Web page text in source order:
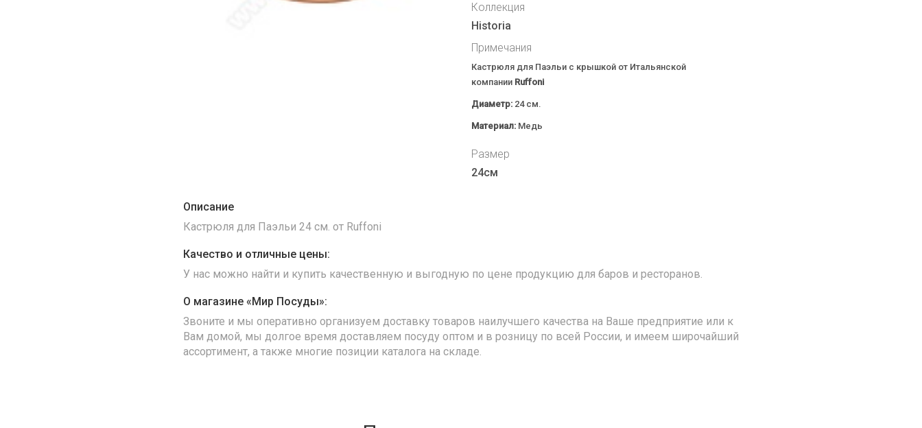
Коллекция
Historia
Примечания
Кастрюля для Паэльи с крышкой от Итальянской
компании Ruffoni
Диаметр: 24 см.
Материал: Медь
Размер
24см
Описание
Кастрюля для Паэльи 24 см. от Ruffoni
Качество и отличные цены:
У нас можно найти и купить качественную и выгодную по цене продукцию для баров и ресторанов.
О магазине «Мир Посуды»:
Звоните и мы оперативно организуем доставку товаров наилучшего качества на Ваше предприятие или к
Вам домой, мы долгое время доставляем посуду оптом и в розницу по всей России, и имеем широчайший
ассортимент, а также многие позиции каталога на складе.